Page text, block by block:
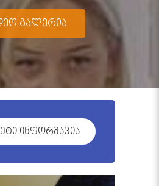
გალერია
ინფორმაცია